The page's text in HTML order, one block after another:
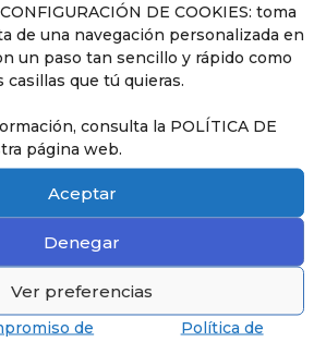
DE COOKIES: toma
de una navegación personalizada en
un paso tan sencillo y rápido como
casillas que tú quieras.
consulta la POLÍTICA DE
página web.
Aceptar
Denegar
Ver preferencias
de
Política de